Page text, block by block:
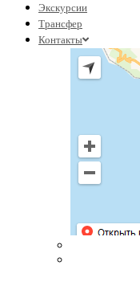
Экскурсии
Трансфер
Контакты